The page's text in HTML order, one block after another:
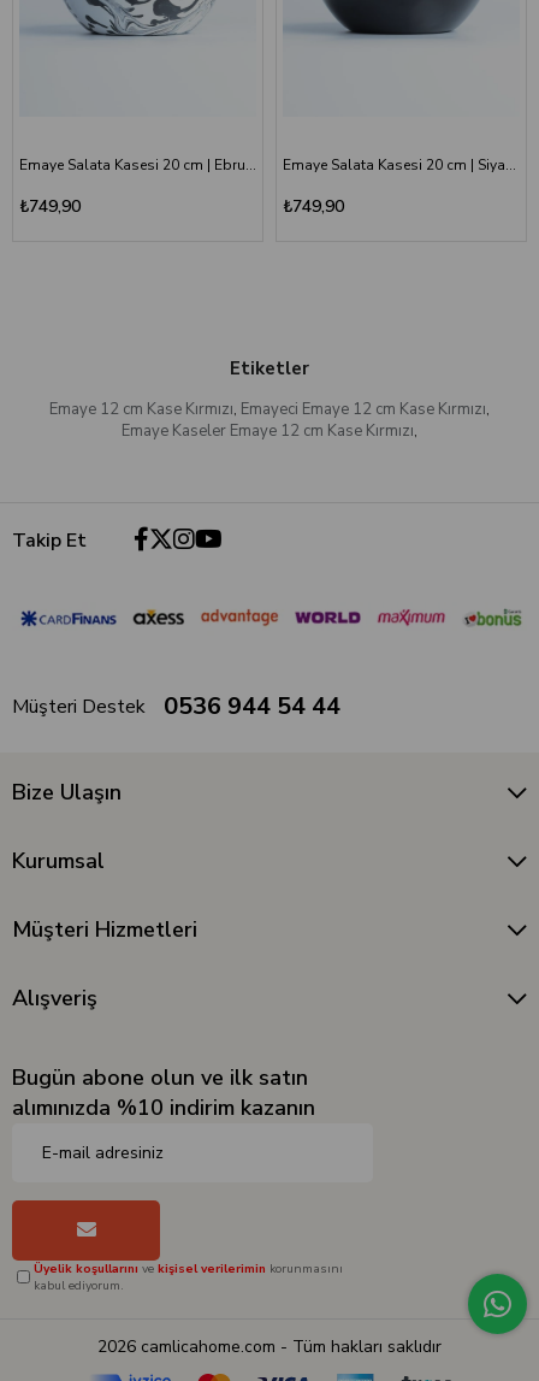
Emaye Salata Kasesi 20 cm | Ebruli Desen Siyah Beyaz
₺749,90
Emaye Salata Kasesi 20 cm | Siyah Kordon Beyaz
₺749,90
Etiketler
Emaye 12 cm Kase Kırmızı, Emayeci Emaye 12 cm Kase Kırmızı,
Emaye Kaseler Emaye 12 cm Kase Kırmızı,
Takip Et
Müşteri Destek 0536 944 54 44
Bize Ulaşın
Kurumsal
Müşteri Hizmetleri
Alışveriş
Bugün abone olun ve ilk satın
alımınızda %10 indirim kazanın
Üyelik koşullarını ve kişisel verilerimin korunmasını
kabul ediyorum.
2026 camlicahome.com - Tüm hakları saklıdır